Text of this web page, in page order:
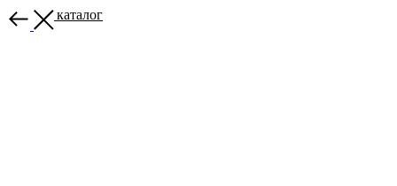
Назад в каталог